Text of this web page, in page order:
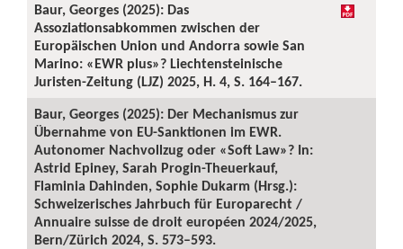
Baur, Georges (2025): Das
Assoziationsabkommen zwischen der
Europäischen Union und Andorra sowie San
Marino: «EWR plus»? Liechtensteinische
Juristen-Zeitung (LJZ) 2025, H. 4, S. 164–167.
Baur, Georges (2025): Der Mechanismus zur
Übernahme von EU-Sanktionen im EWR.
Autonomer Nachvollzug oder «Soft Law»? In:
Astrid Epiney, Sarah Progin-Theuerkauf,
Flaminia Dahinden, Sophie Dukarm (Hrsg.):
Schweizerisches Jahrbuch für Europarecht /
Annuaire suisse de droit européen 2024/2025,
Bern/Zürich 2024, S. 573–593.